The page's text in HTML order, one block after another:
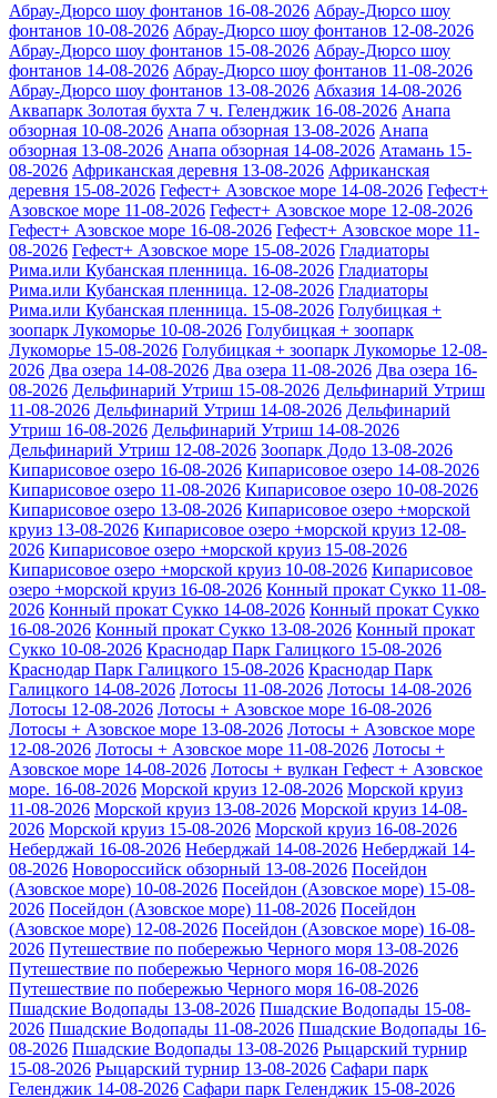
Абрау-Дюрсо шоу фонтанов 16-08-2026 Абрау-Дюрсо шоу
фонтанов 10-08-2026 Абрау-Дюрсо шоу фонтанов 12-08-2026
Абрау-Дюрсо шоу фонтанов 15-08-2026 Абрау-Дюрсо шоу
фонтанов 14-08-2026 Абрау-Дюрсо шоу фонтанов 11-08-2026
Абрау-Дюрсо шоу фонтанов 13-08-2026 Абхазия 14-08-2026
Аквапарк Золотая бухта 7 ч. Геленджик 16-08-2026 Анапа
обзорная 10-08-2026 Анапа обзорная 13-08-2026 Анапа
обзорная 13-08-2026 Анапа обзорная 14-08-2026 Атамань 15-
08-2026 Африканская деревня 13-08-2026 Африканская
деревня 15-08-2026 Гефест+ Азовское море 14-08-2026 Гефест+
Азовское море 11-08-2026 Гефест+ Азовское море 12-08-2026
Гефест+ Азовское море 16-08-2026 Гефест+ Азовское море 11-
08-2026 Гефест+ Азовское море 15-08-2026 Гладиаторы
Рима.или Кубанская пленница. 16-08-2026 Гладиаторы
Рима.или Кубанская пленница. 12-08-2026 Гладиаторы
Рима.или Кубанская пленница. 15-08-2026 Голубицкая +
зоопарк Лукоморье 10-08-2026 Голубицкая + зоопарк
Лукоморье 15-08-2026 Голубицкая + зоопарк Лукоморье 12-08-
2026 Два озера 14-08-2026 Два озера 11-08-2026 Два озера 16-
08-2026 Дельфинарий Утриш 15-08-2026 Дельфинарий Утриш
11-08-2026 Дельфинарий Утриш 14-08-2026 Дельфинарий
Утриш 16-08-2026 Дельфинарий Утриш 14-08-2026
Дельфинарий Утриш 12-08-2026 Зоопарк Додо 13-08-2026
Кипарисовое озеро 16-08-2026 Кипарисовое озеро 14-08-2026
Кипарисовое озеро 11-08-2026 Кипарисовое озеро 10-08-2026
Кипарисовое озеро 13-08-2026 Кипарисовое озеро +морской
круиз 13-08-2026 Кипарисовое озеро +морской круиз 12-08-
2026 Кипарисовое озеро +морской круиз 15-08-2026
Кипарисовое озеро +морской круиз 10-08-2026 Кипарисовое
озеро +морской круиз 16-08-2026 Конный прокат Сукко 11-08-
2026 Конный прокат Сукко 14-08-2026 Конный прокат Сукко
16-08-2026 Конный прокат Сукко 13-08-2026 Конный прокат
Сукко 10-08-2026 Краснодар Парк Галицкого 15-08-2026
Краснодар Парк Галицкого 15-08-2026 Краснодар Парк
Галицкого 14-08-2026 Лотосы 11-08-2026 Лотосы 14-08-2026
Лотосы 12-08-2026 Лотосы + Азовское море 16-08-2026
Лотосы + Азовское море 13-08-2026 Лотосы + Азовское море
12-08-2026 Лотосы + Азовское море 11-08-2026 Лотосы +
Азовское море 14-08-2026 Лотосы + вулкан Гефест + Азовское
море. 16-08-2026 Морской круиз 12-08-2026 Морской круиз
11-08-2026 Морской круиз 13-08-2026 Морской круиз 14-08-
2026 Морской круиз 15-08-2026 Морской круиз 16-08-2026
Неберджай 16-08-2026 Неберджай 14-08-2026 Неберджай 14-
08-2026 Новороссийск обзорный 13-08-2026 Посейдон
(Азовское море) 10-08-2026 Посейдон (Азовское море) 15-08-
2026 Посейдон (Азовское море) 11-08-2026 Посейдон
(Азовское море) 12-08-2026 Посейдон (Азовское море) 16-08-
2026 Путешествие по побережью Черного моря 13-08-2026
Путешествие по побережью Черного моря 16-08-2026
Путешествие по побережью Черного моря 16-08-2026
Пшадские Водопады 13-08-2026 Пшадские Водопады 15-08-
2026 Пшадские Водопады 11-08-2026 Пшадские Водопады 16-
08-2026 Пшадские Водопады 13-08-2026 Рыцарский турнир
15-08-2026 Рыцарский турнир 13-08-2026 Сафари парк
Геленджик 14-08-2026 Сафари парк Геленджик 15-08-2026